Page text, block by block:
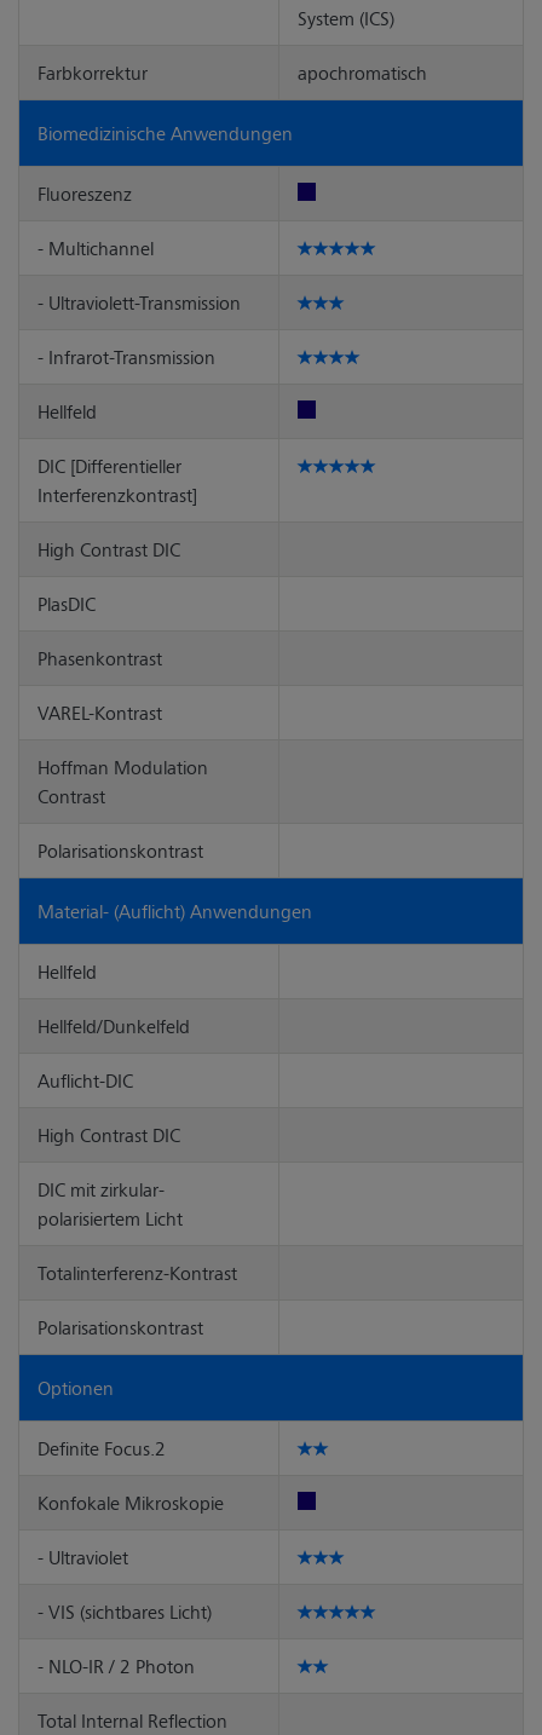
System (ICS)
Farbkorrektur apochromatisch
Biomedizinische Anwendungen
Fluoreszenz
- Multichannel
- Ultraviolett-Transmission
- Infrarot-Transmission
Hellfeld
DIC [Differentieller
Interferenzkontrast]
High Contrast DIC
PlasDIC
Phasenkontrast
VAREL-Kontrast
Hoffman Modulation
Contrast
Polarisationskontrast
Material- (Auflicht) Anwendungen
Hellfeld
Hellfeld/Dunkelfeld
Auflicht-DIC
High Contrast DIC
DIC mit zirkular-
polarisiertem Licht
Totalinterferenz-Kontrast
Polarisationskontrast
Optionen
Definite Focus.2
Konfokale Mikroskopie
- Ultraviolet
- VIS (sichtbares Licht)
- NLO-IR / 2 Photon
Total Internal Reflection